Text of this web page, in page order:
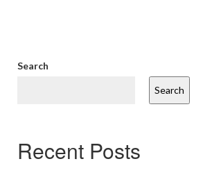
Search
Search
Recent Posts